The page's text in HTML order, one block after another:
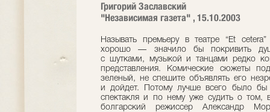
Григорий Заславский
"Независимая газета" , 15.10.2003
Называть премьеру в театре “Et
хорошо — значило бы покривить
с шутками, музыкой и танцами редко
представления. Комические сюжеты
зеленый, не спешите объявлять его
и дойдет. Потому лучше всего было бы
спектакля и по нему уже судить о
болгарский режиссер Александр